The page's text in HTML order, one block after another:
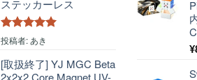
ステッカーレス
5段階中5
投稿者: あき
[取扱終了] YJ MGC Beta
¥